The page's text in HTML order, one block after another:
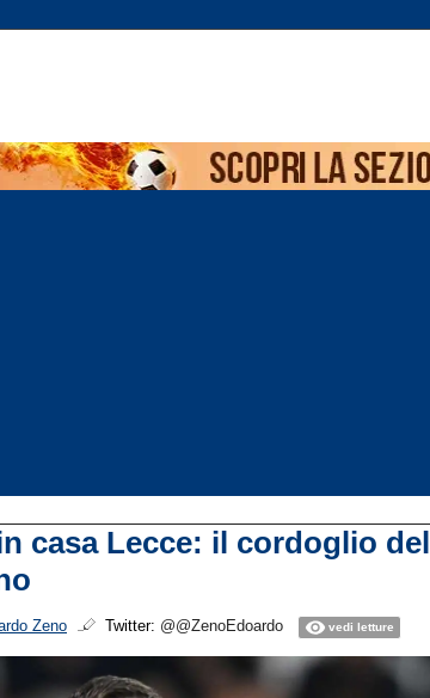
casa Lecce: il cordoglio del
Zeno Twitter: @@ZenoEdoardo vedi letture